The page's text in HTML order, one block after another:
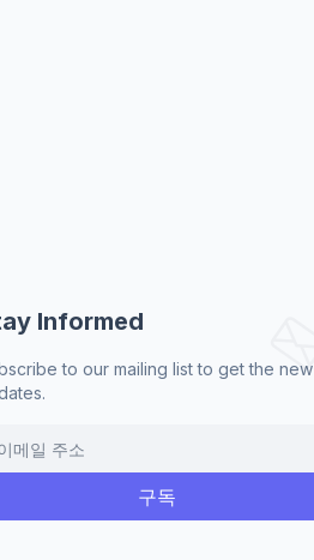
Informed
to our mailing list to get the new